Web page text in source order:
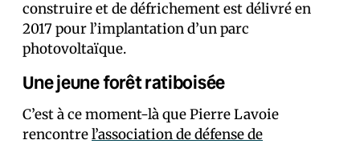
construire et de défrichement est délivré en
2017 pour l’implantation d’un parc
photovoltaïque.
Une jeune forêt ratiboisée
C’est à ce moment-là que Pierre Lavoie
rencontrel’association de défense de